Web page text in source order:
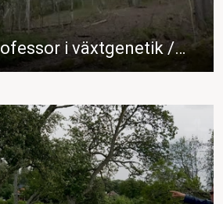
i växtgenetik /…